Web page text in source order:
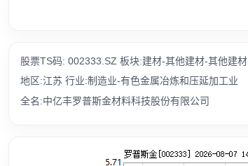
股票TS码: 002333.SZ 板块:建材-其他建材-其他建材
地区:江苏 行业:制造业-有色金属冶炼和压延加工业
全名:中亿丰罗普斯金材料科技股份有限公司